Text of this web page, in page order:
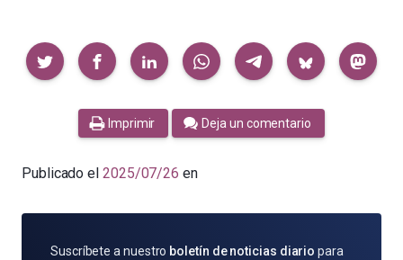
Compartir
Imprimir Deja un comentario
Publicado el 2025/07/26 en
SUSCRÍBETE
Suscríbete a nuestro boletín de noticias diario para